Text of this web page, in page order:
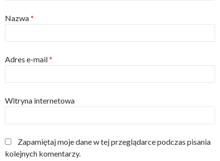
Nazwa*
Adres e-mail*
Witryna internetowa
Zapamiętaj moje dane w tej przeglądarce podczas pisania
kolejnych komentarzy.